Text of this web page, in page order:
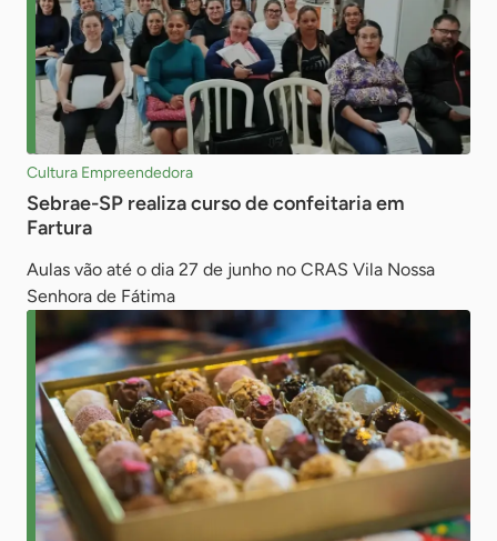
Cultura Empreendedora
Sebrae-SP realiza curso de confeitaria em
Fartura
Aulas vão até o dia 27 de junho no CRAS Vila Nossa
Senhora de Fátima